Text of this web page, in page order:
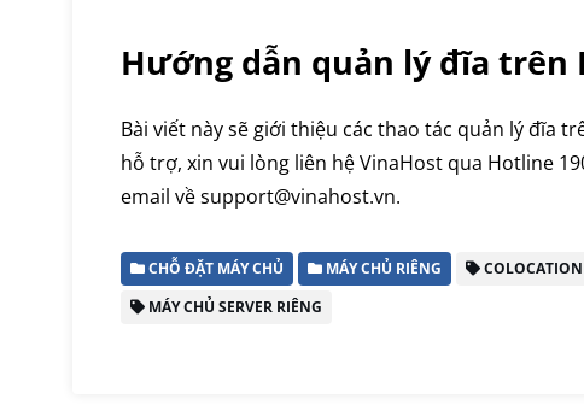
Hướng dẫn quản lý đĩa trên
Bài viết này sẽ giới thiệu các thao tác quản lý đĩa
hỗ trợ, xin vui lòng liên hệ VinaHost qua Hotline
email về support@vinahost.vn.
CHỖ ĐẶT MÁY CHỦ MÁY CHỦ RIÊNG
COLOCATION
MÁY CHỦ SERVER RIÊNG